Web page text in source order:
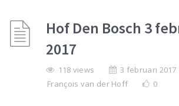
Hof Den Bosch 3
2017
118 views
3 februari 2017
François van der Hoff
0